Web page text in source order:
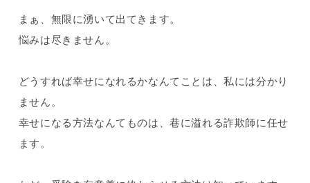
まぁ、無限に湧いて出てきます。
悩みは尽きません。
どうすれば幸せになれるかなんてことは、私には分かり
ません。
幸せになる方法なんてものは、巷に溢れる詐欺師に任せ
ます。